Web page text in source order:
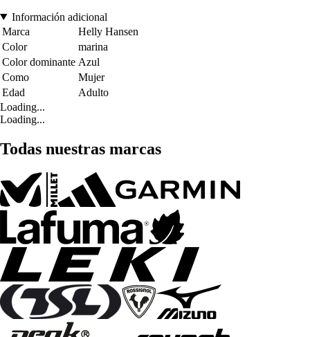
Información adicional
Marca
Helly Hansen
Color
marina
Color dominante Azul
Como
Mujer
Edad
Adulto
Loading...
Loading...
Todas nuestras marcas